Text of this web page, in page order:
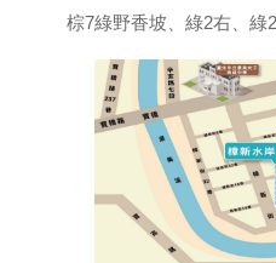
棕7綠野香坡、綠2右、綠